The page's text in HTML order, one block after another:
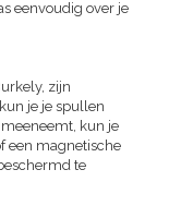
eenvoudig over je
zijn
je je spullen
kun je
een magnetische
te